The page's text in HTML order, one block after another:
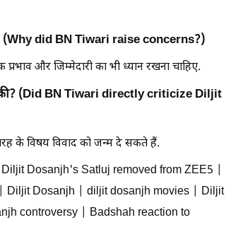
(Why did BN Tiwari raise concerns?)
और जिम्मेदारी का भी ध्यान रखना चाहिए.
की? (Did BN Tiwari directly criticize Diljit
के विषय विवाद को जन्म दे सकते हैं.
Dosanjh's Satluj removed from ZEE5 |
Diljit Dosanjh | diljit dosanjh movies | Diljit
controversy | Badshah reaction to